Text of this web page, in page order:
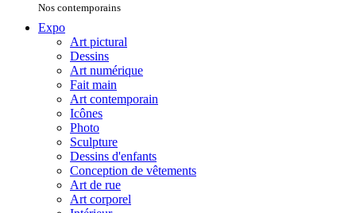
Nos contemporains
Expo
Art pictural
Dessins
Art numérique
Fait main
Art contemporain
Icônes
Photo
Sculpture
Dessins d'enfants
Conception de vêtements
Art de rue
Art corporel